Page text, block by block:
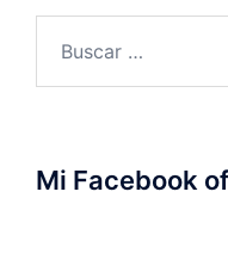
Mi Facebook